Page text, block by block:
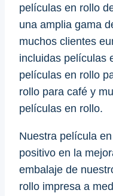
películas en rollo
una amplia gama
muchos clientes
incluidas películas
películas en rollo
rollo para café y
películas en rollo.
Nuestra película
positivo en la
embalaje de
rollo impresa a